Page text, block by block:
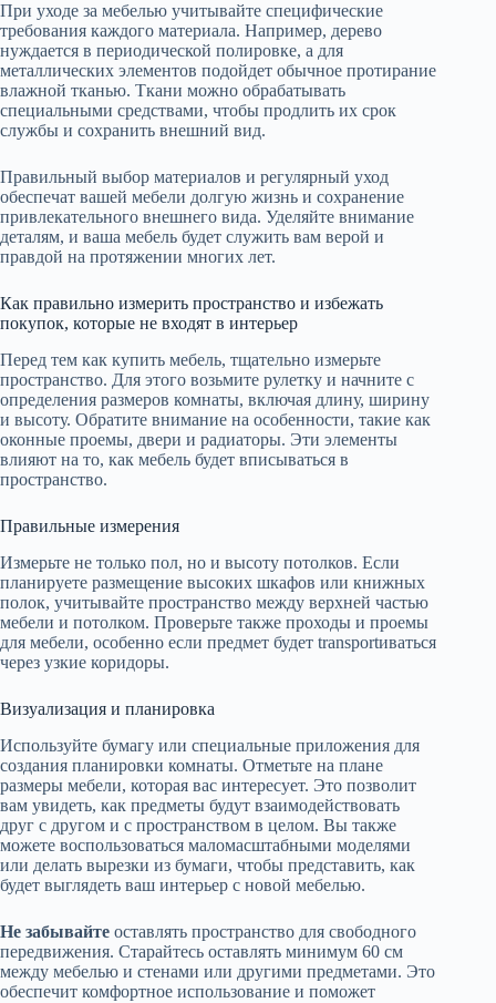
При уходе за мебелью учитывайте специфические
требования каждого материала. Например, дерево
нуждается в периодической полировке, а для
металлических элементов подойдет обычное протирание
влажной тканью. Ткани можно обрабатывать
специальными средствами, чтобы продлить их срок
службы и сохранить внешний вид.
Правильный выбор материалов и регулярный уход
обеспечат вашей мебели долгую жизнь и сохранение
привлекательного внешнего вида. Уделяйте внимание
деталям, и ваша мебель будет служить вам верой и
правдой на протяжении многих лет.
Как правильно измерить пространство и избежать
покупок, которые не входят в интерьер
Перед тем как купить мебель, тщательно измерьте
пространство. Для этого возьмите рулетку и начните с
определения размеров комнаты, включая длину, ширину
и высоту. Обратите внимание на особенности, такие как
оконные проемы, двери и радиаторы. Эти элементы
влияют на то, как мебель будет вписываться в
пространство.
Правильные измерения
Измерьте не только пол, но и высоту потолков. Если
планируете размещение высоких шкафов или книжных
полок, учитывайте пространство между верхней частью
мебели и потолком. Проверьте также проходы и проемы
для мебели, особенно если предмет будет transportиваться
через узкие коридоры.
Визуализация и планировка
Используйте бумагу или специальные приложения для
создания планировки комнаты. Отметьте на плане
размеры мебели, которая вас интересует. Это позволит
вам увидеть, как предметы будут взаимодействовать
друг с другом и с пространством в целом. Вы также
можете воспользоваться маломасштабными моделями
или делать вырезки из бумаги, чтобы представить, как
будет выглядеть ваш интерьер с новой мебелью.
Не забывайте оставлять пространство для свободного
передвижения. Старайтесь оставлять минимум 60 см
между мебелью и стенами или другими предметами. Это
обеспечит комфортное использование и поможет